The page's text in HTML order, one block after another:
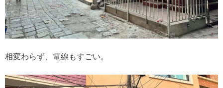
相変わらず、電線もすごい。